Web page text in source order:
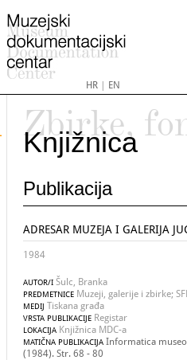
HR| EN
Zbirke,
Knjižnica
Publikacija
ADRESAR MUZEJA I GALERIJA
1984
AUTOR/I Šulc, Branka
PREDMETNICE Muzeji, galerije i zbirke;
MEDIJ Tiskana građa
VRSTA PUBLIKACIJE Registar
LOKACIJA Knjižnica MDC-a
MATIČNA PUBLIKACIJA Informatica
(1984). Str. 68 - 80